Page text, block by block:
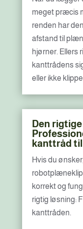
meget præcis
renden har
afstand til
hjørner. Ellers
kanttrådens
eller ikke
Den
kanttråd
Hvis du
korrekt og
rigtig løsning:
kanttråden.